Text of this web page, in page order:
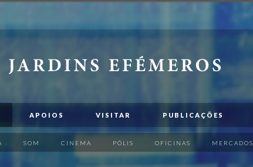
APOIOS VISITAR PUBLICAÇÕES
SOM CINEMA PÓLIS OFICINAS MERCADOS